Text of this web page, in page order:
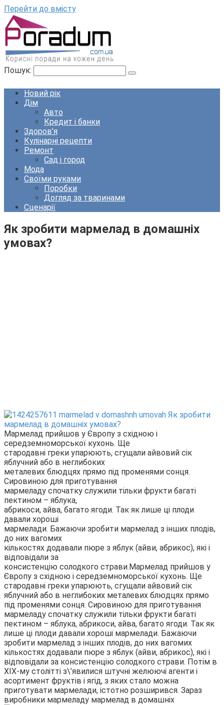
Перейти до вмісту
Пошук:
Новий рік
Дім
Авто
Кредит і банки
Здоров’я
Кулінарні рецепти
Ремонт
Сад і город
Мода
Своїми руками
Поробки
Догляд за тваринами
Сценарії
Як зробити мармелад в домашніх
умовах?
Мармелад прийшов у Європу з східною і
середземноморської кухонь. Ще
стародавні греки упарюють, сгущали айвовий сік
яблучний або в неглибоких
металевих блюдцях прямо під променями сонця.
Сировиною для приготування
мармеладу спочатку служили тільки фрукти багаті
пектином – яблука,
абрикоси, айва, багато ягоди. Так як лише ці плоди
давали хороші
мармелади. Бажаючи зробити мармелад з інших плодів,
до них вагомих
кількостях додавали пюре з яблук (айви, абрикос), які і
відповідали за
консистенцію солодкого страви.Мармелад прийшов у
Європу з східною і середземноморської кухонь. Ще
стародавні греки упарюють, сгущали айвовий сік
яблучний або в неглибоких металевих блюдцях прямо
під променями сонця. Сировиною для приготування
мармеладу спочатку служили тільки фрукти багаті
пектином – яблука, абрикоси, айва, багато ягоди. Так як
лише ці плоди давали хороші мармелади. Бажаючи
зробити мармелад з інших плодів, до них вагомих
кількостях додавали пюре з яблук (айви, абрикос), які і
відповідали за консистенцію солодкого страви. Потім в
XIX-му столітті з\’явилися штучні желюючі агенти і
асортимент фруктів і ягід, з яких стало можна
приготувати мармелади, істотно розширився. Зараз
виробники мармеладу мармелад в домашніх